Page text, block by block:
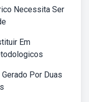
Necessita Ser
Em
Por Duas